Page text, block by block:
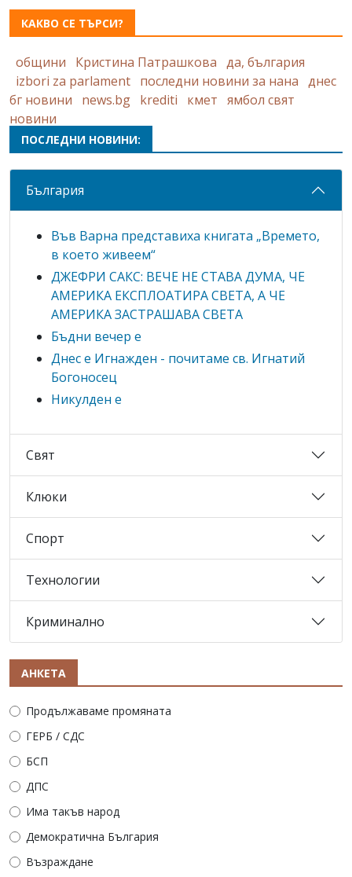
КАКВО СЕ ТЪРСИ?
общини Кристина Патрашкова да, българия
izbori za parlament последни новини за нана днес
бг новини
news.bg krediti кмет ямбол свят
новини
ПОСЛЕДНИ НОВИНИ:
България
Във Варна представиха книгата „Времето,
в което живеем“
ДЖЕФРИ САКС: ВЕЧЕ НЕ СТАВА ДУМА, ЧЕ
АМЕРИКА ЕКСПЛОАТИРА СВЕТА, А ЧЕ
АМЕРИКА ЗАСТРАШАВА СВЕТА
Бъдни вечер е
Днес е Игнажден - почитаме св. Игнатий
Богоносец
Никулден е
Свят
Клюки
Спорт
Технологии
Криминално
АНКЕТА
Продължаваме промяната
ГЕРБ / СДС
БСП
ДПС
Има такъв народ
Демократична България
Възраждане